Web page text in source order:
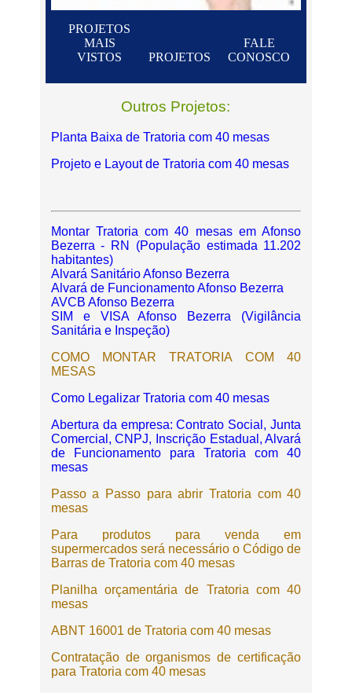
PROJETOS
MAIS
VISTOS
PROJETOS
FALE
CONOSCO
Outros Projetos:
Planta Baixa de Tratoria com 40 mesas
Projeto e Layout de Tratoria com 40 mesas
Montar Tratoria com 40 mesas em Afonso
Bezerra - RN (População estimada 11.202
habitantes)
Alvará Sanitário Afonso Bezerra
Alvará de Funcionamento Afonso Bezerra
AVCB Afonso Bezerra
SIM e VISA Afonso Bezerra (Vigilância
Sanitária e Inspeção)
COMO MONTAR TRATORIA COM 40
MESAS
Como Legalizar Tratoria com 40 mesas
Abertura da empresa: Contrato Social, Junta
Comercial, CNPJ, Inscrição Estadual, Alvará
de Funcionamento para Tratoria com 40
mesas
Passo a Passo para abrir Tratoria com 40
mesas
Para produtos para venda em
supermercados será necessário o Código de
Barras de Tratoria com 40 mesas
Planilha orçamentária de Tratoria com 40
mesas
ABNT 16001 de Tratoria com 40 mesas
Contratação de organismos de certificação
para Tratoria com 40 mesas